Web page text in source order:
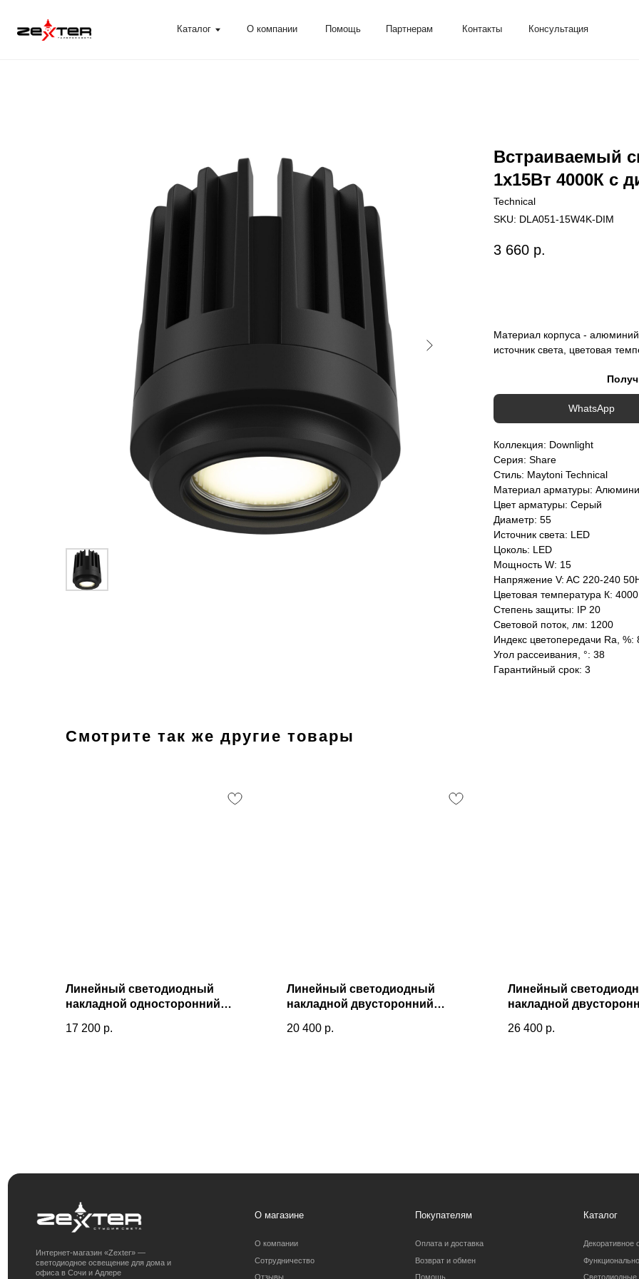
Консультация
Контакты
Партнерам
Помощь
О компании
Каталог
Встраиваемый
1х15Вт 4000К с
Technical
SKU: DLA051-15W4K-DIM
3 660 р.
Материал корпуса -
источник света, цветовая
WhatsApp
Коллекция: Downlight
Серия: Share
Стиль: Maytoni Technical
Материал арматуры:
Цвет арматуры: Серый
Диаметр: 55
Источник света: LED
Цоколь: LED
Мощность W: 15
Напряжение V: AC 220-240
Цветовая температура К: 4000
Степень защиты: IP 20
Световой поток, лм: 1200
Индекс цветопередачи Ra, %:
Угол рассеивания, °: 38
Гарантийный срок: 3
Смотрите так же другие товары
Линейный светодиодный
накладной односторонний
черная шагрень 101-100-30-103
17 200 р.
Линейный светодиодный
накладной двусторонний
матовое серебро 101-100-40-128
20 400 р.
Линейный
накладной
черная шагрень 101-
26 400 р.
+7 (938) 874-70-07
Вопросы и предложения:
Адрес магазина:
г. Сочи, ул. Барановское шоссе 3/6